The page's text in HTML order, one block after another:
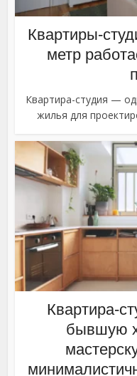
Квартиры-
метр
Квартира-студия —
жилья для
Квартира-
бывшую